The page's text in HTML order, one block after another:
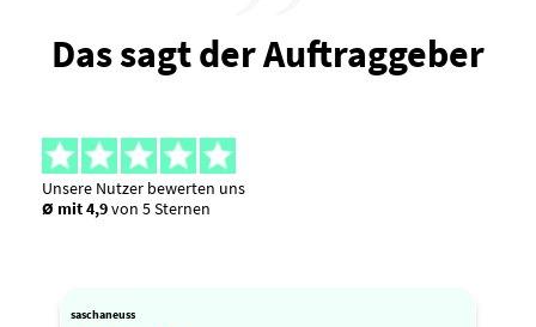
Das sagt der Auftraggeber
Unsere Nutzer bewerten uns
Ø mit 4,9von 5 Sternen
saschaneuss